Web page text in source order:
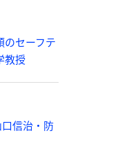
セーフテ
教授
信治・防